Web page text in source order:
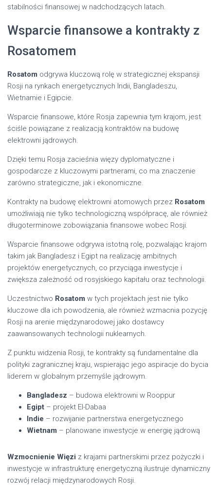
stabilności finansowej w nadchodzących latach.
Wsparcie finansowe a kontrakty z
Rosatomem
Rosatom odgrywa kluczową rolę w strategicznej ekspansji
Rosji na rynkach energetycznych Indii, Bangladeszu,
Wietnamie i Egipcie.
Wsparcie finansowe, które Rosja zapewnia tym krajom, jest
ściśle powiązane z realizacją kontraktów na budowę
elektrowni jądrowych.
Dzięki temu Rosja zacieśnia więzy dyplomatyczne i
gospodarcze z kluczowymi partnerami, co ma znaczenie
zarówno strategiczne, jak i ekonomiczne.
Kontrakty na budowę elektrowni atomowych przez Rosatom
umożliwiają nie tylko technologiczną współpracę, ale również
długoterminowe zobowiązania finansowe wobec Rosji.
Wsparcie finansowe odgrywa istotną rolę, pozwalając krajom
takim jak Bangladesz i Egipt na realizację ambitnych
projektów energetycznych, co przyciąga inwestycje i
zwiększa zależność od rosyjskiego kapitału oraz technologii.
Uczestnictwo Rosatom w tych projektach jest nie tylko
kluczowe dla ich powodzenia, ale również wzmacnia pozycję
Rosji na arenie międzynarodowej jako dostawcy
zaawansowanych technologii nuklearnych.
Z punktu widzenia Rosji, te kontrakty są fundamentalne dla
polityki zagranicznej kraju, wspierając jego aspiracje do bycia
liderem w globalnym przemyśle jądrowym.
Bangladesz – budowa elektrowni w Rooppur
Egipt – projekt El-Dabaa
Indie – rozwijanie partnerstwa energetycznego
Wietnam – planowane inwestycje w energię jądrową
Wzmocnienie Więzi z krajami partnerskimi przez pożyczki i
inwestycje w infrastrukturę energetyczną ilustruje dynamiczny
rozwój relacji międzynarodowych Rosji.